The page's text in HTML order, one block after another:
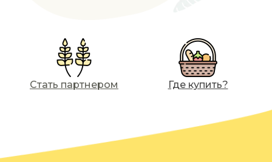
Стать партнером Где купить?